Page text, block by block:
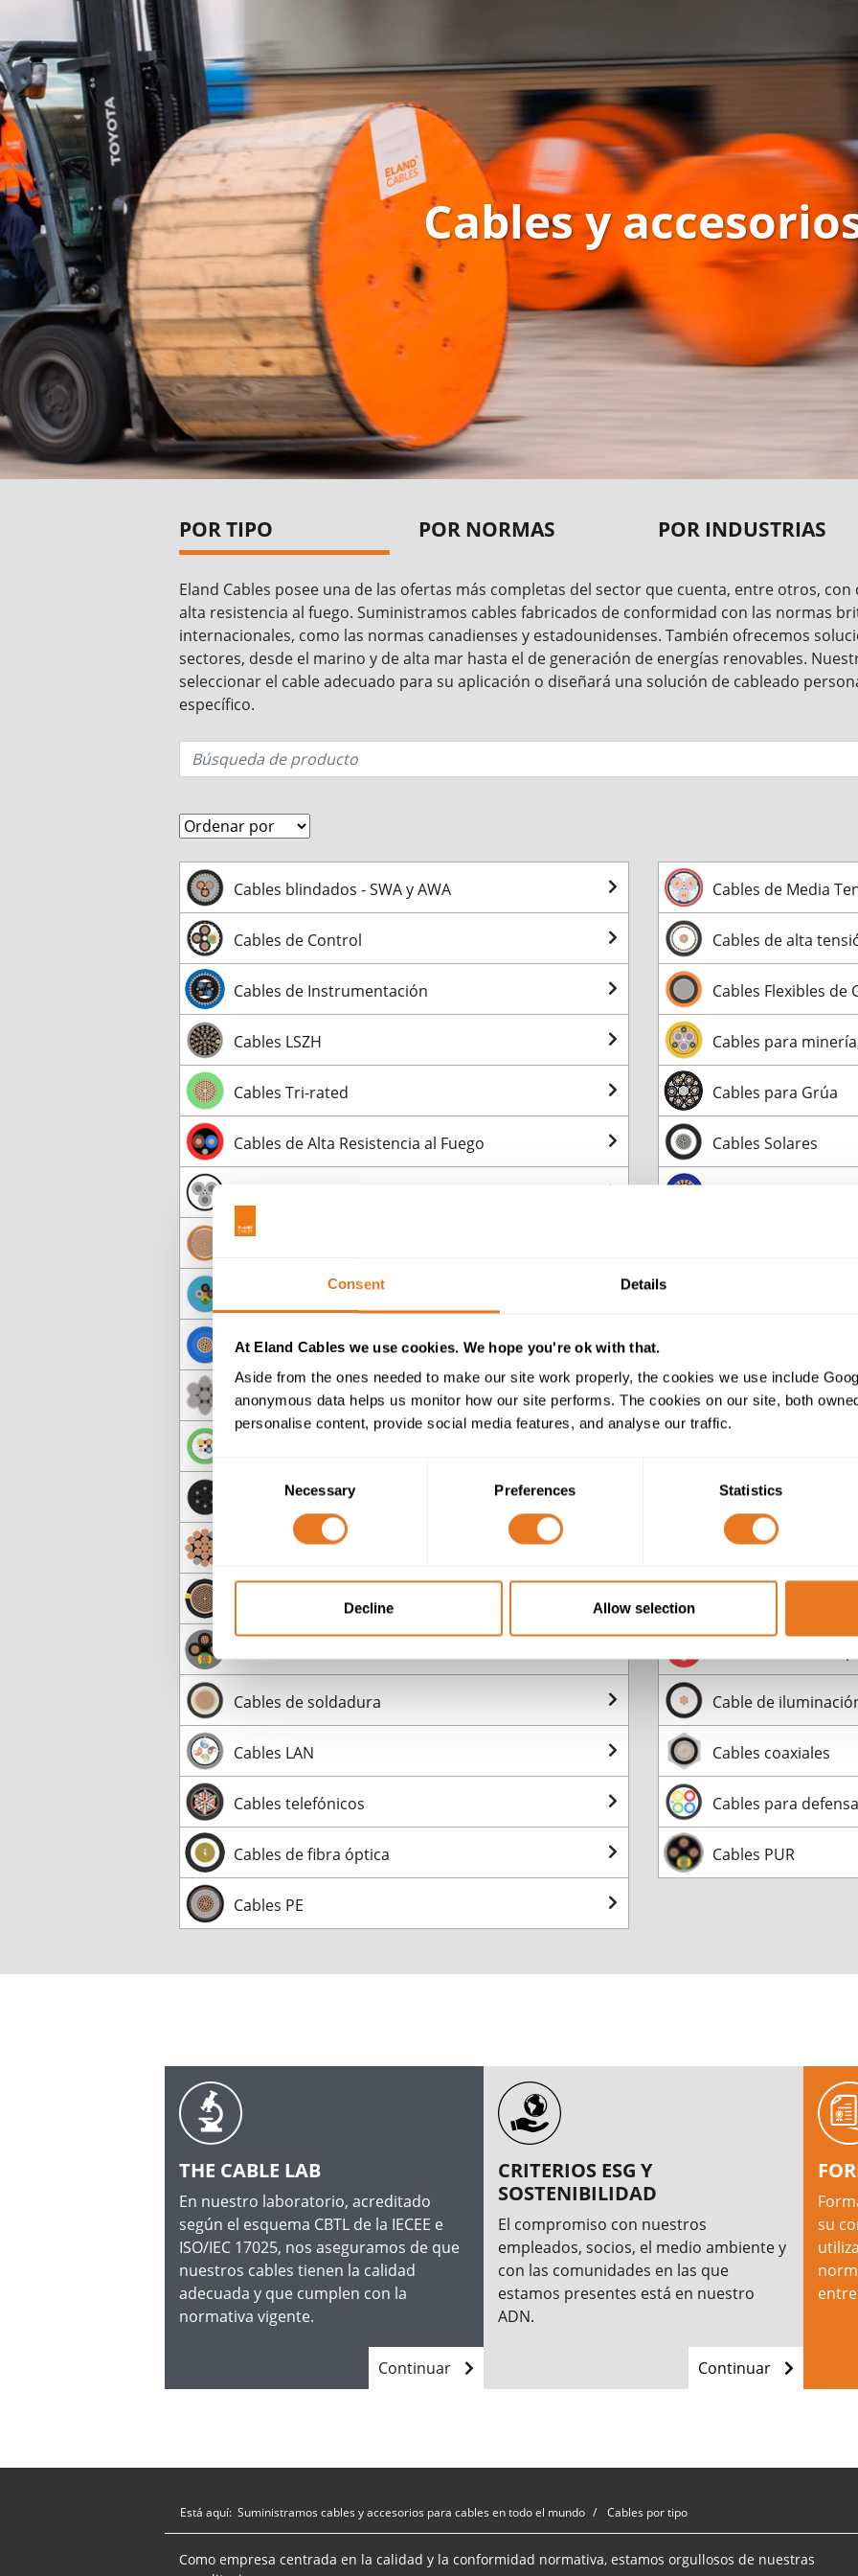
Consent Details
At Eland Cables we use cookies. We hope you're ok with that.
Aside from the ones needed to make our site work properly, the cookies we use include
anonymous data helps us monitor how our site performs. The cookies on our site, both
personalise content, provide social media features, and analyse our traffic.
Consent
Selection
Necessary Preferences Statistics
Decline Allow selection
Cables y
POR TIPO POR NORMAS POR INDUSTRIAS
Eland Cables posee una de las ofertas más completas del sector que cuenta, entre otros,
alta resistencia al fuego. Suministramos cables fabricados de conformidad con las normas
internacionales, como las normas canadienses y estadounidenses. También ofrecemos
sectores, desde el marino y de alta mar hasta el de generación de energías renovables.
seleccionar el cable adecuado para su aplicación o diseñará una solución de cableado
específico.
Cables blindados - SWA y AWA Cables de Media
Cables de Control Cables de alta
Cables de Instrumentación Cables Flexibles de
Cables LSZH Cables para
Cables Tri-rated Cables para Grúa
Cables de Alta Resistencia al Fuego Cables Solares
Cables sumergibles y de bombeo
Cables de PVC
Líneas aéreas Cable Industrial
Cables para Metro y Ferroc. - Señalización Cables para Metro
Cables para Metro y Ferroc. Líneas aéreas Cables para Metro
Cables para metro y ferroc. - Metro
Cables de soldadura Cable de
Cables LAN Cables coaxiales
Cables telefónicos Cables para defensa
Cables de fibra óptica Cables PUR
Cables PE
THE CABLE LAB
En nuestro laboratorio, acreditado
según el esquema CBTL de la IECEE e
ISO/IEC 17025, nos aseguramos de que
nuestros cables tienen la calidad
adecuada y que cumplen con la
normativa vigente.
Continuar
CRITERIOS ESG Y
SOSTENIBILIDAD
El compromiso con nuestros
empleados, socios, el medio ambiente y
con las comunidades en las que
estamos presentes está en nuestro
ADN.
Continuar
su
Está aquí: Suministramos cables y accesorios para cables en todo el mundo Cables por tipo
Como empresa centrada en la calidad y la conformidad normativa, estamos orgullosos de nuestras